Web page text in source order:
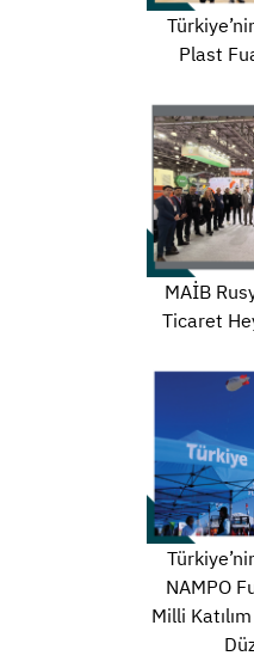
Plast
MAİB
Ticaret
NAMPO
Milli